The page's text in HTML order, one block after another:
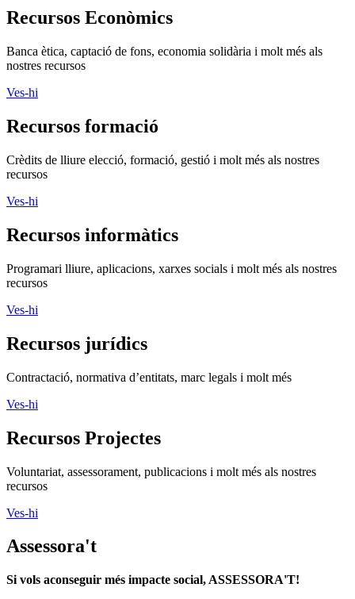
Recursos Econòmics
Banca ètica, captació de fons, economia solidària i molt més als
nostres recursos
Ves-hi
Recursos formació
Crèdits de lliure elecció, formació, gestió i molt més als nostres
recursos
Ves-hi
Recursos informàtics
Programari lliure, aplicacions, xarxes socials i molt més als nostres
recursos
Ves-hi
Recursos jurídics
Contractació, normativa d’entitats, marc legals i molt més
Ves-hi
Recursos Projectes
Voluntariat, assessorament, publicacions i molt més als nostres
recursos
Ves-hi
Assessora't
Si vols aconseguir més impacte social, ASSESSORA'T!